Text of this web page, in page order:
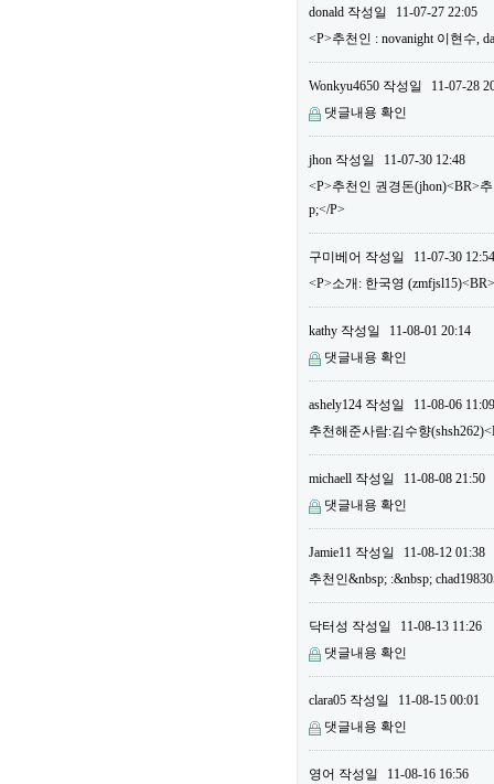
donald 작성일
11-07-27 22:05
<P>추천인 : novanight 이현수,
Wonkyu4650 작성일
11-07-28
댓글내용 확인
jhon 작성일
11-07-30 12:48
<P>추천인 권경돈(jhon)<BR>
p;</P>
구미베어 작성일
11-07-30 12:54
<P>소개: 한국영
kathy 작성일
11-08-01 20:14
댓글내용 확인
ashely124 작성일
11-08-06 11:09
추천해준사람:김수향
michaell 작성일
11-08-08 21:50
댓글내용 확인
Jamie11 작성일
11-08-12 01:38
추천인&nbsp; :&nbsp;
닥터성 작성일
11-08-13 11:26
댓글내용 확인
clara05 작성일
11-08-15 00:01
댓글내용 확인
영어 작성일 11-08-16 16:56